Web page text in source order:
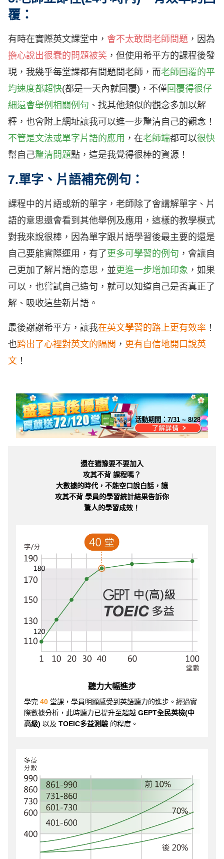
覆：
有時在實際英文課堂中， 會不太敢問老師問題 ，因為
擔心說出很蠢的問題被笑 ，但使用希平方的課程後發
現，我幾乎每堂課都有問題問老師，而老師回覆的平
均速度都超快(都是一天內就回覆)，不僅 回覆得很仔
細還會舉例相關例句 、找其他類似的觀念多加以解
釋，也會附上網址讓我可以進一步釐清自己的觀念！
不管是文法或單字片語的應用 ，在老師端都可以很快
幫自己釐清問題點，這是我覺得很棒的資源！
7.單字、片語補充例句：
課程中的片語或新的單字，老師除了會講解單字、片
語的意思還會看到其他舉例及應用，這樣的教學模式
對我來說很棒，因為單字跟片語學習後最主要的還是
自己要能實際運用，有了 更多可學習的例句 ，會讓自
己更加了解片語的意思，並更進一步增加印象 ，如果
可以，也嘗試自己造句，就可以知道自己是否真正了
解、吸收這些新片語。
最後謝謝希平方，讓我在英文學習的路上更有效率 ！
也跨出了心裡對英文的隔閡 ， 更有自信地開口說英
文 ！
活動期間：7/31 ~ 8/28
還在猶豫要不要加入
攻其不背 課程嗎？
大數據的時代，不能空口說白話，讓
攻其不背 學員的學習統計結果告訴你
驚人的學習成效！
聽力大幅進步
學完 40 堂課，學員明顯感受到英語聽力的進步。經過實
際數據分析，此時聽力已提升至超越 GEPT全民英檢(中
高級) 以及 TOEIC多益測驗 的程度。